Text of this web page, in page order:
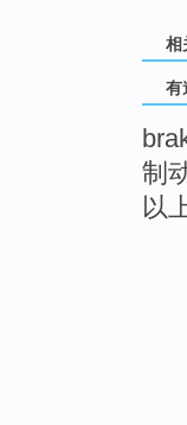
相
有
制
以